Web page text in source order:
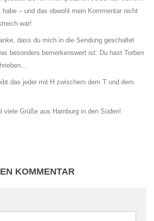
habe – und das obwohl mein Kommentar nicht
war!
dass du mich in die Sendung geschaltet
besonders bemerkenswert ist: Du hast Torben
das jeder mit H zwischem dem T und dem
viele Grüße aus Hamburg in den Süden!
KOMMENTAR